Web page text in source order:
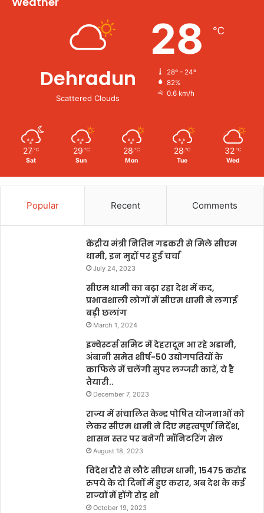
Dehradun
Scattered Clouds
28 ℃
28º - 24º
82%
0.6 km/h
27 ℃
Sat
29 ℃
Sun
28 ℃
Mon
28 ℃
Tue
32 ℃
Wed
Popular Recent Comments
केंद्रीय मंत्री नितिन गडकरी से मिले सीएम
धामी, इन मुद्दों पर हुई चर्चा
July 24, 2023
सीएम धामी का बढ़ा रहा देश में कद,
प्रभावशाली लोगों में सीएम धामी ने लगाई
बड़ी छलांग
March 1, 2024
इन्वेस्टर्स समिट में देहरादून आ रहे अडानी,
अंबानी समेत शीर्ष-50 उद्योगपतियों के
काफिले में चलेंगी सुपर लग्जरी कारें, ये है
तैयारी..
December 7, 2023
राज्य में संचालित केन्द्र पोषित योजनाओं को
लेकर सीएम धामी ने दिए महत्वपूर्ण निर्देश,
शासन स्तर पर बनेगी मॉनिटरिंग सेल
August 18, 2023
विदेश दौरे से लौटे सीएम धामी, 15475 करोड
रुपये के दो दिनों में हुए करार, अब देश के कई
राज्यों में होंगे रोड़ शो
October 19, 2023